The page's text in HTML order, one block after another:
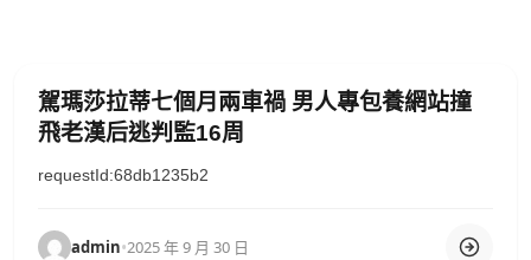
駕瑪莎拉蒂七個月兩車禍 男人專包養網站撞
飛老漢后逃判監16周
requestId:68db1235b2
admin•2025 年 9 月 30 日